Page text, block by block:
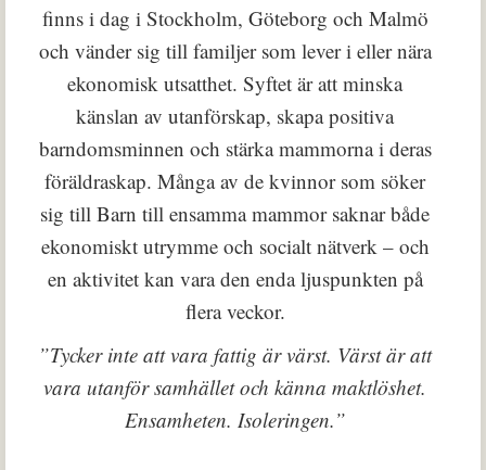
finns i dag i Stockholm, Göteborg och Malmö
och vänder sig till familjer som lever i eller nära
ekonomisk utsatthet. Syftet är att minska
känslan av utanförskap, skapa positiva
barndomsminnen och stärka mammorna i deras
föräldraskap. Många av de kvinnor som söker
sig till Barn till ensamma mammor saknar både
ekonomiskt utrymme och socialt nätverk – och
en aktivitet kan vara den enda ljuspunkten på
flera veckor.
”Tycker inte att vara fattig är värst. Värst är att
vara utanför samhället och känna maktlöshet.
Ensamheten. Isoleringen.”